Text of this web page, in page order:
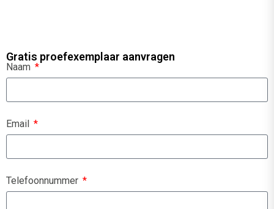
Gratis proefexemplaar aanvragen
Naam
Email
Telefoonnummer